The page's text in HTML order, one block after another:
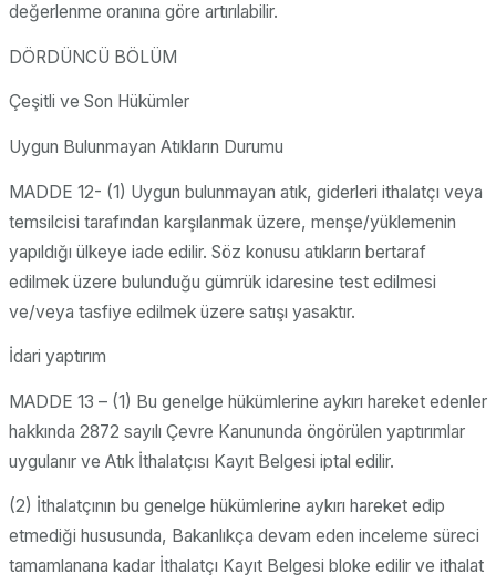
değerlenme oranına göre artırılabilir.
DÖRDÜNCÜ BÖLÜM
Çeşitli ve Son Hükümler
Uygun Bulunmayan Atıkların Durumu
MADDE 12- (1) Uygun bulunmayan atık, giderleri ithalatçı veya
temsilcisi tarafından karşılanmak üzere, menşe/yüklemenin
yapıldığı ülkeye iade edilir. Söz konusu atıkların bertaraf
edilmek üzere bulunduğu gümrük idaresine test edilmesi
ve/veya tasfiye edilmek üzere satışı yasaktır.
İdari yaptırım
MADDE 13 – (1) Bu genelge hükümlerine aykırı hareket edenler
hakkında 2872 sayılı Çevre Kanununda öngörülen yaptırımlar
uygulanır ve Atık İthalatçısı Kayıt Belgesi iptal edilir.
(2) İthalatçının bu genelge hükümlerine aykırı hareket edip
etmediği hususunda, Bakanlıkça devam eden inceleme süreci
tamamlanana kadar İthalatçı Kayıt Belgesi bloke edilir ve ithalat